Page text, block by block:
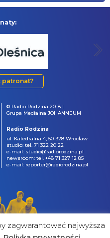
patronat?
© Radio Rodzina 2018 |
Grupa Medialna JOHANNEUM
Radio Rodzina
ul. Katedralna 4, 50-328 Wrocław
studio: tel. 71 322 20 22
e-mail: studio@radiorodzina.pl
newsroom: tel. +48 71 327 12 85
e-mail: reporter@radiorodzina.pl
zagwarantować najwyższa